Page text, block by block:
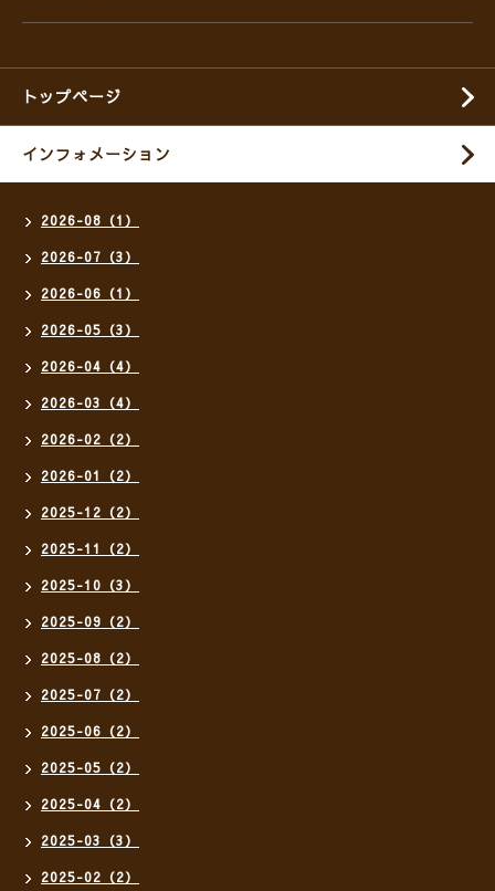
トップページ
インフォメーション
2026-08（1）
2026-07（3）
2026-06（1）
2026-05（3）
2026-04（4）
2026-03（4）
2026-02（2）
2026-01（2）
2025-12（2）
2025-11（2）
2025-10（3）
2025-09（2）
2025-08（2）
2025-07（2）
2025-06（2）
2025-05（2）
2025-04（2）
2025-03（3）
2025-02（2）